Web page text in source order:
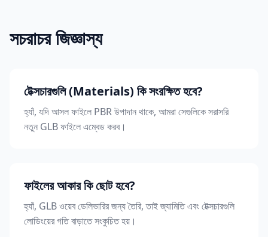
সচরাচর জিজ্ঞাস্য
টেক্সচারগুলি (Materials) কি সংরক্ষিত হবে?
হ্যাঁ, যদি আসল ফাইলে PBR উপাদান থাকে, আমরা সেগুলিকে সরাসরি
নতুন GLB ফাইলে এম্বেড করব।
ফাইলের আকার কি ছোট হবে?
হ্যাঁ, GLB ওয়েব ডেলিভারির জন্য তৈরি, তাই জ্যামিতি এবং টেক্সচারগুলি
লোডিংয়ের গতি বাড়াতে সংকুচিত হয়।